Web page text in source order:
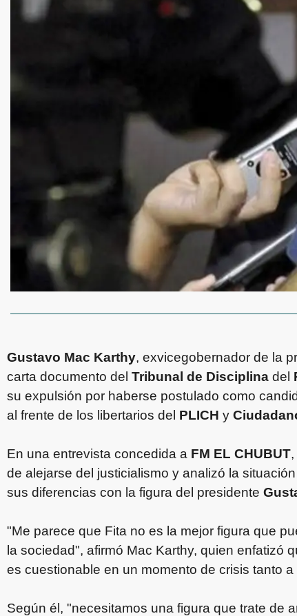
Gustavo Mac Karthy, exvicegobernador de la
carta documento del Tribunal de Disciplina del
su expulsión por haberse postulado como
al frente de los libertarios del PLICH y
En una entrevista concedida a FM EL CHUBUT
de alejarse del justicialismo y analizó la
sus diferencias con la figura del presidente
"Me parece que Fita no es la mejor figura que
la sociedad", afirmó Mac Karthy, quien enfatizó
es cuestionable en un momento de crisis tanto
Según él, "necesitamos una figura que trate de